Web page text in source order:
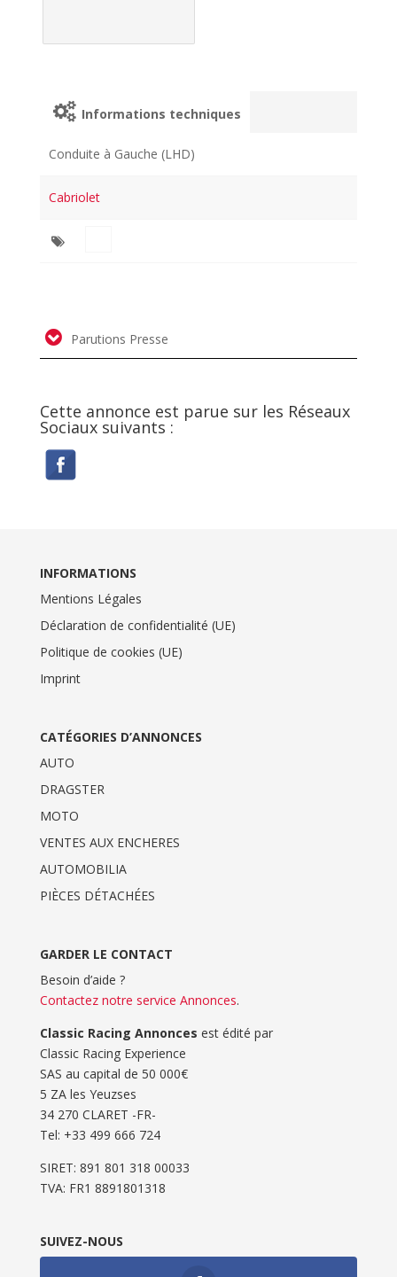
Informations techniques
Conduite à Gauche (LHD)
Cabriolet
Parutions Presse
Cette annonce est parue sur les Réseaux
Sociaux suivants :
INFORMATIONS
Mentions Légales
Déclaration de confidentialité (UE)
Politique de cookies (UE)
Imprint
CATÉGORIES D’ANNONCES
AUTO
DRAGSTER
MOTO
VENTES AUX ENCHERES
AUTOMOBILIA
PIÈCES DÉTACHÉES
GARDER LE CONTACT
Besoin d’aide ?
Contactez notre service Annonces.
Classic Racing Annonces est édité par
Classic Racing Experience
SAS au capital de 50 000€
5 ZA les Yeuzses
34 270 CLARET -FR-
Tel: ‭+33 499 666 724‬
SIRET: 891 801 318 00033
TVA: FR1 8891801318
SUIVEZ-NOUS